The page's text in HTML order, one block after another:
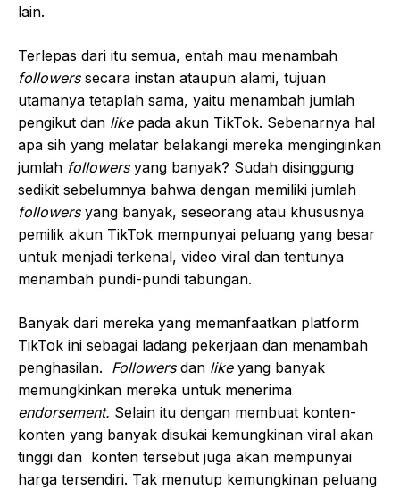
lain.
Terlepas dari itu semua, entah mau menambah
followerssecara instan ataupun alami, tujuan
utamanya tetaplah sama, yaitu menambah jumlah
pengikut dan likepada akun TikTok. Sebenarnya hal
apa sih yang melatar belakangi mereka menginginkan
jumlah followersyang banyak? Sudah disinggung
sedikit sebelumnya bahwa dengan memiliki jumlah
followersyang banyak, seseorang atau khususnya
pemilik akun TikTok mempunyai peluang yang besar
untuk menjadi terkenal, video viral dan tentunya
menambah pundi-pundi tabungan.
Banyak dari mereka yang memanfaatkan platform
TikTok ini sebagai ladang pekerjaan dan menambah
penghasilan. Followers dan like yang banyak
memungkinkan mereka untuk menerima
endorsement. Selain itu dengan membuat konten-
konten yang banyak disukai kemungkinan viral akan
tinggi dan konten tersebut juga akan mempunyai
harga tersendiri. Tak menutup kemungkinan peluang